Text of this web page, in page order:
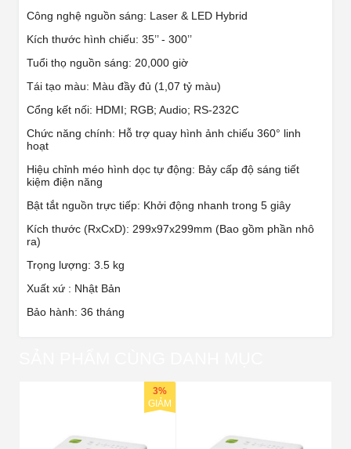
Công nghệ nguồn sáng: Laser & LED Hybrid
Kích thước hình chiếu: 35’’ - 300’’
Tuổi thọ nguồn sáng: 20,000 giờ
Tái tạo màu: Màu đầy đủ (1,07 tỷ màu)
Cổng kết nối: HDMI; RGB; Audio; RS-232C
Chức năng chính: Hỗ trợ quay hình ảnh chiếu 360° linh
hoạt
Hiệu chỉnh méo hình dọc tự động: Bảy cấp độ sáng tiết
kiệm điện năng
Bật tắt nguồn trực tiếp: Khởi động nhanh trong 5 giây
Kích thước (RxCxD): 299x97x299mm (Bao gồm phần nhô
ra)
Trọng lượng: 3.5 kg
Xuất xứ : Nhật Bản
Bảo hành: 36 tháng
3%
GIẢM